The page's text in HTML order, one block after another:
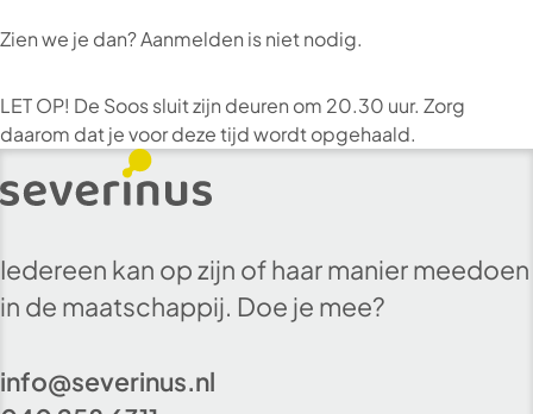
Zien we je dan? Aanmelden is niet nodig.
LET OP! De Soos sluit zijn deuren om 20.30 uur. Zorg
daarom dat je voor deze tijd wordt opgehaald.
Iedereen kan op zijn of haar manier meedoen
in de maatschappij. Doe je mee?
info@severinus.nl